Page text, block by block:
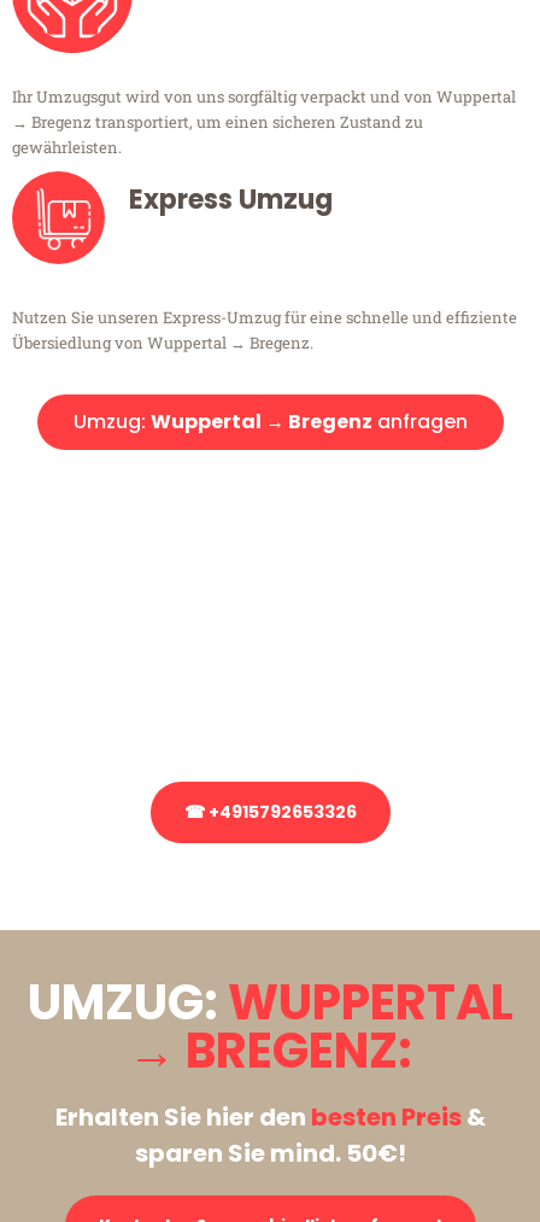
Ihr Umzugsgut wird von uns sorgfältig verpackt und von Wuppertal
→ Bregenz transportiert, um einen sicheren Zustand zu
gewährleisten.
Express Umzug
Nutzen Sie unseren Express-Umzug für eine schnelle und effiziente
Übersiedlung von Wuppertal → Bregenz.
Umzug: Wuppertal → Bregenz anfragen
☎ +4915792653326
UMZUG:WUPPERTAL
→ BREGENZ:
Erhalten Sie hier den besten Preis&
sparen Sie mind. 50€!